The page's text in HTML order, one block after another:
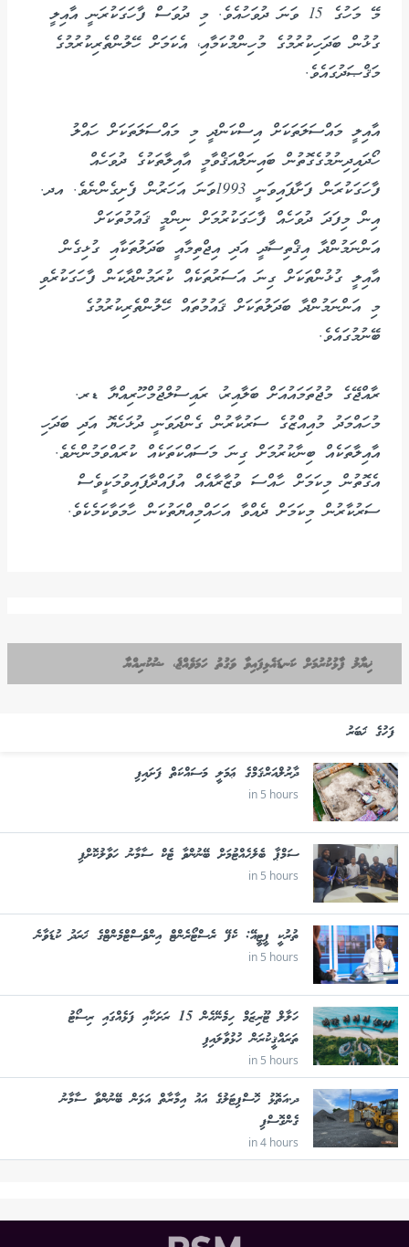
މޭ މަހުގެ 15 ވަނަ ދުވަހުއެވެ. މި ދުވަސް ފާހަގަކުރަނީ އާއިލީ
ގުޅުން ބަދަހިކުރުމުގެ މުހިންމުކަމާއި، އެކަމަށް ހޭލުންތެރިކުރުމުގެ
މަޤްޞަދުގައެވެ.
އާއިލީ މައްސަލަތަކަށް އިސްކަންދީ މި މައްސަލަތަކަށް ހައްލު
ހޯދައިދިނުމުގެގޮތުން ބައިނަލްއަޤްވާމީ އާއިލާތަކުގެ ދުވަހެއް
ފާހަގަކުރަން ފަށާފައިވަނީ 1993ވަނަ އަހަރުން ފެށިގެންނެވެ. އދ.
އިން މިފަދަ ދުވަހެއް ފާހަގަކުރުމަށް ނިންމީ ޤައުމުތަކަށް
އަންނަމުންދާ އިޤްތިސާދީ އަދި އިޖްތިމާއީ ބަދަލުތަކާއި ގުޅިގެން
އާއިލީ ގުޅުންތަކަށް ގިނަ އަސަރުތަކެއް ކުރަމުންދާކަން ފާހަގަކުރެވި
މި އަންނަމުންދާ ބަދަލުތަކަށް ޤައުމުތައް ހޭލުންތެރިކުރުމުގެ
ބޭނުމުގައެވެ.
ރާއްޖޭގެ މުޖުތަމައުއަށް ބަލާއިރު، ރައިސުލްޖުމްހޫރިއްޔާ ޑރ.
މުހައްމަދު މުއިއްޒުގެ ސަރުކާރުން ގެންދަވަނީ ދުޅަހެޔޮ އަދި ބަދަހި
އާއިލާތަކެއް ބިނާކުރުމަށް ގިނަ މަސައްކަތަކެއް ކުރައްވަމުންނެވެ.
އެގޮތުން މިކަމަށް ހާއްސަ ވުޒާރާއެއް އުފައްދާފައިވުމަކީވެސް
ސަރުކާރުން މިކަމަށް ދެއްވާ އަހައްމިއްޔަތުކަން ހާމަވާކަމެކެވެ.
ޚިޔާލު ފާޅުކުރުމަށް ކަނޑައެޅިފައިވާ ވަގުތު ހަމަވެއްޖެ، ޝުކުރިއްޔާ
ފަހުގެ ޚަބަރު
ދާރުލްއަރްޤަމްގެ ޢަމަލީ މަސައްކަތް ފަށައިފި
in 5 hours
ސަމްޕާ ބެލެހެއްޓުމަށް ބޭނުންވާ ޓެކް ސާމާނު ހަވާލުކޮށްފި
in 5 hours
ތުރުކީ ޕީޓީއޭ: ކެފޭ ރެސްޓޯރެންޓް އިންވެސްޓްމެންޓްގެ ޚަރަދު ކުޑަވާނެ
in 5 hours
ހަލާލް ޓޫރިޒަމް ހިމެނޭހެން 15 ރަށަކާއި ފަޅެއްގައި ރިސޯޓު
ތަރައްޤީކުރަން ހުޅުވާލައިފި
in 5 hours
ދ.އަތޮޅު ހޮސްޕިޓަލުގެ އައު އިމާރާތް އަޅަން ބޭނުންވާ ސާމާނު
ގެންގޮސްފި
in 4 hours